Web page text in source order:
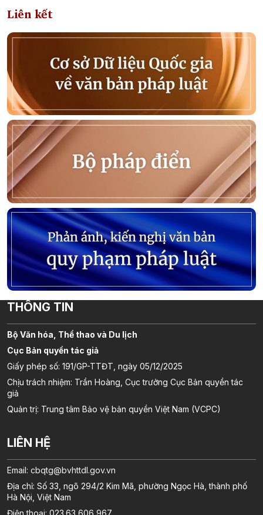
Liên kết
THÔNG TIN
Bộ Văn hóa, Thể thao và Du lịch
Cục Bản quyền tác giả
Giấy phép số: 191/GP-TTĐT, ngày 05/12/2025
Chịu trách nhiệm: Trần Hoàng, Cục trưởng Cục Bản quyền tác
giả
Quản trị: Trung tâm Bảo vệ bản quyền Việt Nam (VCPC)
LIÊN HỆ
Email: cbqtg@bvhttdl.gov.vn
Địa chỉ: Số 33, ngõ 294/2 Kim Mã, phường Ngọc Hà, thành phố
Hà Nội, Việt Nam
Điện thoại: 023.63 606 967